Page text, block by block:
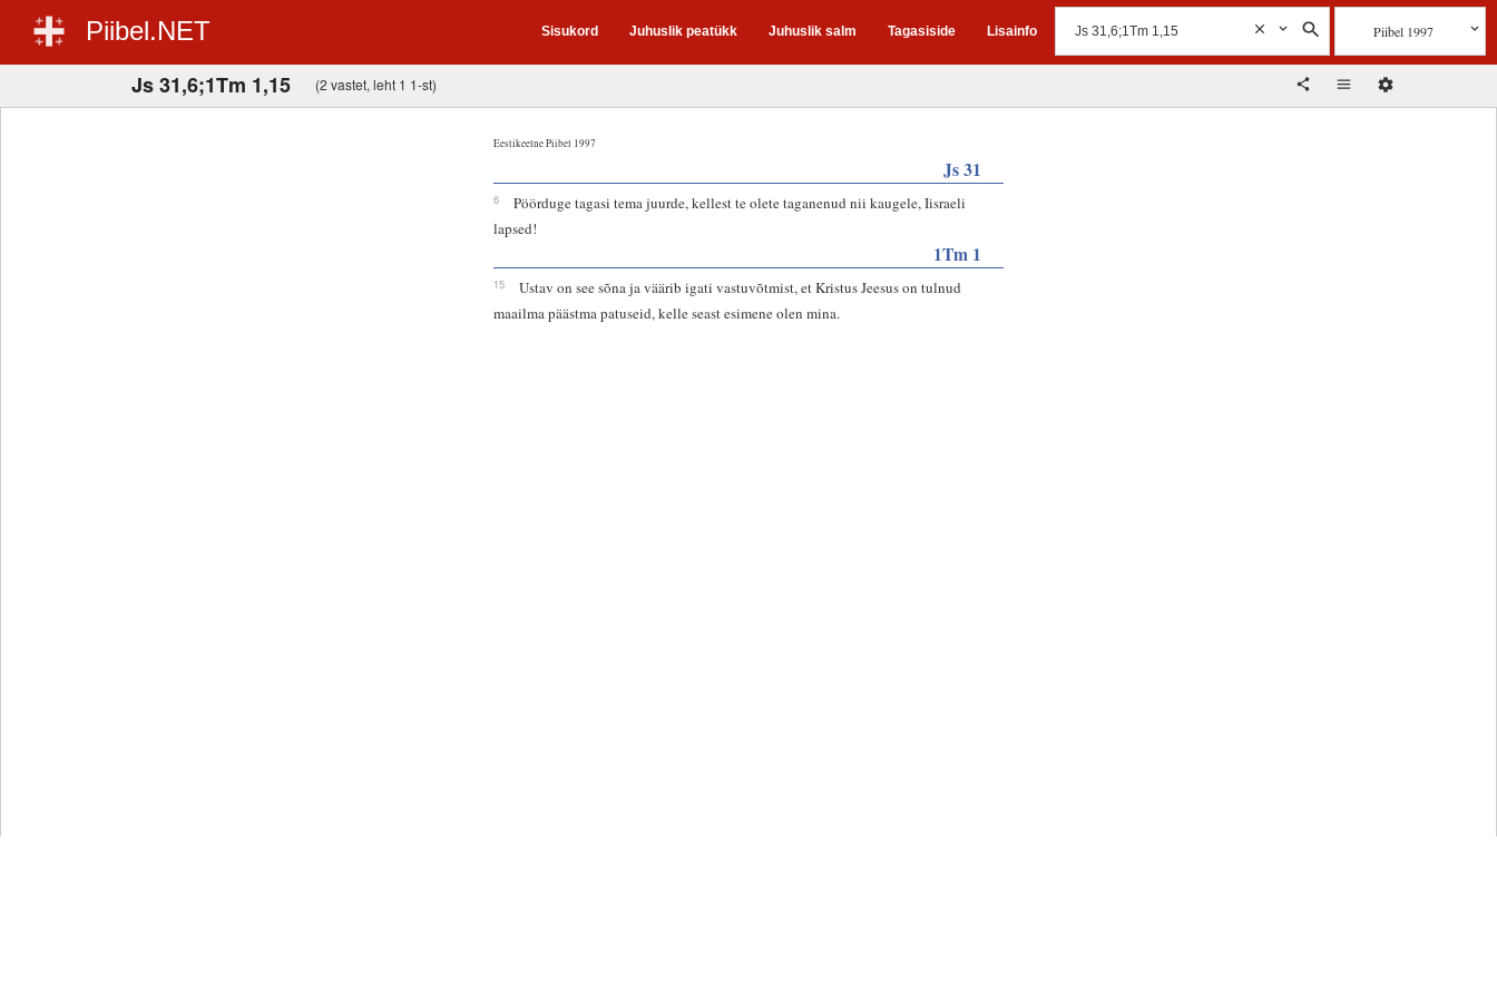
Piibel.NET Sisukord Juhuslik peatükk Juhuslik salm Tagasiside Lisainfo Piibel 1997
Js 31,6;1Tm 1,15 (2 vastet, leht 1 1-st)
Eestikeelne Piibel 1997
Js 31
6
Pöörduge tagasi tema juurde, kellest te olete taganenud nii kaugele, Iisraeli
lapsed!
1Tm 1
15
Ustav on see sõna ja väärib igati vastuvõtmist, et Kristus Jeesus on tulnud
maailma päästma patuseid, kelle seast esimene olen mina.